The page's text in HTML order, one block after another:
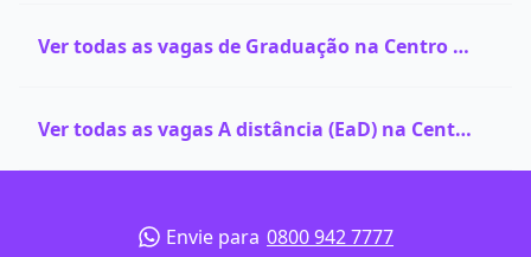
2024, uma avaliação realizada anualmente pelo jornal
O Estado de S. Paulo (Estadão) em parceria com a
1 a 5. Na edição 2024, 30 cursos foram avaliados com
nota 4 e, 10 destes cursos, foram listados abaixo:
Instituição
NotaCidade
Centro Universitário da Serra Gaúcha
4
Ver todas as vagas de Graduação na Centro Universitário FAM
Ver todas as vagas A distância (EaD) na Centro Universitário FAM
Envie para 0800 942 7777